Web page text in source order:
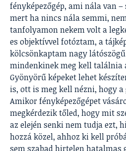
fényképezőgép, ami nála van
mert ha nincs nála semmi,
tanfolyamon nekem volt a
es objektívvel fotóztam, a
kölcsönkaptam nagy
mindenkinek meg kell találnia
Gyönyörű képeket lehet
is, ott is meg kell nézni, hogy
Amikor fényképezőgépet
megkérdezik tőled, hogy mit
az elején senki nem tudja ezt,
hozzá közel, ahhoz ki kell
sem szabad hirtelen hatalmas